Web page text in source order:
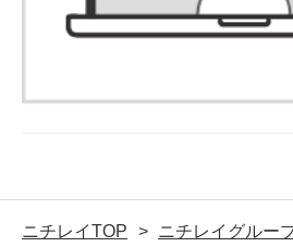
ニチレイTOP
ニチレイグルー